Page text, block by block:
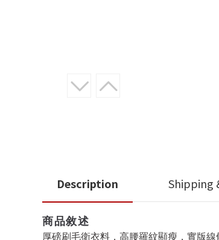
Description Shipping
商品敘述
厚磅刷毛衛衣料，高腰羅紋顯瘦，實版